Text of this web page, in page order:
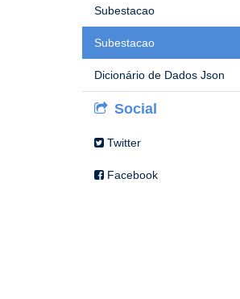
Subestacao
Subestacao
Dicionário de Dados Json
Social
Twitter
Facebook